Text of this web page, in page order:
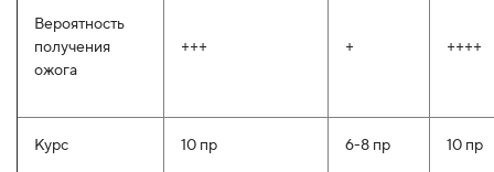
Вероятность
получения
ожога
+++ + ++++
Курс 10 пр 6-8 пр 10 пр